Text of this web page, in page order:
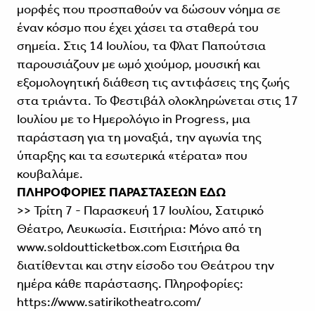
μορφές που προσπαθούν να δώσουν νόημα σε
έναν κόσμο που έχει χάσει τα σταθερά του
σημεία. Στις 14 Ιουλίου, τα Φλατ Παπούτσια
παρουσιάζουν με ωμό χιούμορ, μουσική και
εξομολογητική διάθεση τις αντιφάσεις της ζωής
στα τριάντα. Το Φεστιβάλ ολοκληρώνεται στις 17
Ιουλίου με το Ημερολόγιο in Progress, μια
παράσταση για τη μοναξιά, την αγωνία της
ύπαρξης και τα εσωτερικά «τέρατα» που
κουβαλάμε.
ΠΛΗΡΟΦΟΡΙΕΣ ΠΑΡΑΣΤΑΣΕΩΝ ΕΔΩ
>> Τρίτη 7 - Παρασκευή 17 Ιουλίου, Σατιρικό
Θέατρο, Λευκωσία. Εισιτήρια: Μόνο από τη
www.soldoutticketbox.com Εισιτήρια θα
διατίθενται και στην είσοδο του Θεάτρου την
ημέρα κάθε παράστασης. Πληροφορίες:
https://www.satirikotheatro.com/